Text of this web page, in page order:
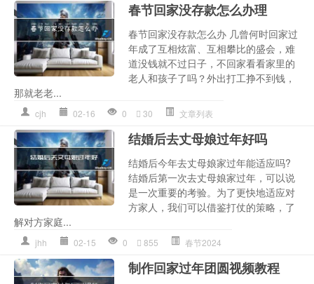
春节回家没存款怎么办理
春节回家没存款怎么办 几曾何时回家过
年成了互相炫富、互相攀比的盛会，难
道没钱就不过日子，不回家看看家里的
老人和孩子了吗？外出打工挣不到钱，
那就老老...
cjh 02-16 0 30 文章列表
结婚后去丈母娘过年好吗
结婚后今年去丈母娘家过年能适应吗?
结婚后第一次去丈母娘家过年，可以说
是一次重要的考验。为了更快地适应对
方家人，我们可以借鉴打仗的策略，了
解对方家庭...
jhh 02-15 0 855 春节2024
制作回家过年团圆视频教程